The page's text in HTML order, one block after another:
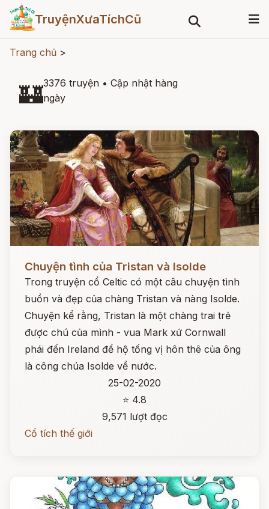
TruyệnXưaTíchCũ
Trang chủ >
🏰3376 truyện • Cập nhật hàng
ngày
Chuyện tình của Tristan và Isolde
Trong truyện cổ Celtic có một câu chuyện tình
buồn và đẹp của chàng Tristan và nàng Isolde.
Chuyện kể rằng, Tristan là một chàng trai trẻ
được chú của mình - vua Mark xứ Cornwall
phái đến Ireland để hộ tống vị hôn thê của ông
là công chúa Isolde về nước.
25-02-2020
⭐ 4.8
9,571 lượt đọc
Cổ tích thế giới